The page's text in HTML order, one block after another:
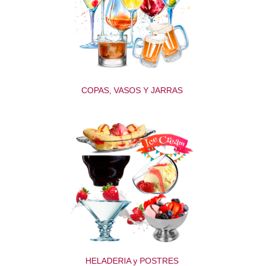
COPAS, VASOS Y JARRAS
HELADERIA y POSTRES